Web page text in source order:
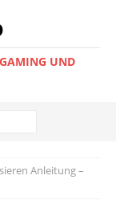
UND
Anleitung –